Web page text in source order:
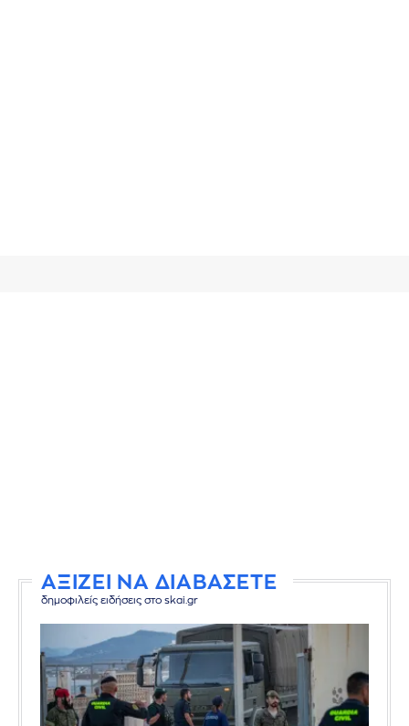
ΑΞΙΖΕΙ ΝΑ ΔΙΑΒΑΣΕΤΕ
δημοφιλείς ειδήσεις στο skai.gr